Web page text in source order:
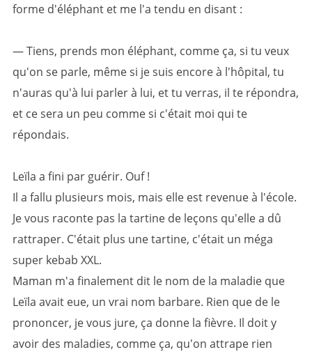
forme d'éléphant et me l'a tendu en disant :
— Tiens, prends mon éléphant, comme ça, si tu veux
qu'on se parle, même si je suis encore à l'hôpital, tu
n'auras qu'à lui parler à lui, et tu verras, il te répondra,
et ce sera un peu comme si c'était moi qui te
répondais.
Leïla a fini par guérir. Ouf !
Il a fallu plusieurs mois, mais elle est revenue à l'école.
Je vous raconte pas la tartine de leçons qu'elle a dû
rattraper. C'était plus une tartine, c'était un méga
super kebab XXL.
Maman m'a finalement dit le nom de la maladie que
Leïla avait eue, un vrai nom barbare. Rien que de le
prononcer, je vous jure, ça donne la fièvre. Il doit y
avoir des maladies, comme ça, qu'on attrape rien